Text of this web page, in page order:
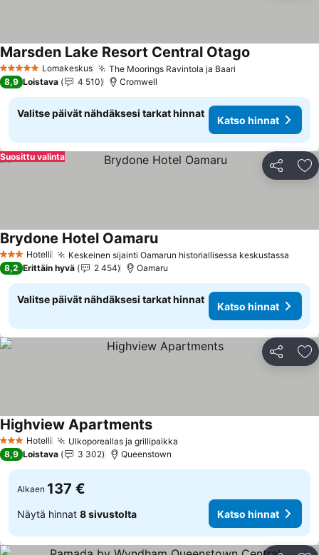
5 TähtiluokitusLomakeskus The Moorings Ravintola ja Baari
Marsden Lake Resort Central Otago
8,9 Loistava 4 510 Cromwell
Valitse päivät nähdäksesi tarkat hinnat
Katso hinnat
Jaa
Suosittu valinta
3 Tähtiluokitus
Hotelli Keskeinen sijainti Oamarun historiallisessa keskustassa
Brydone Hotel OamaruKatso hinnat
8,2 Erittäin hyvä 2 454 Oamaru
Valitse päivät nähdäksesi tarkat hinnat
Katso hinnat
Jaa
3 Tähtiluokitus
Hotelli Ulkoporeallas ja grillipaikka
Highview ApartmentsKatso hinnat
8,9 Loistava 3 302 Queenstown
Alkaen 137 €
Näytä hinnat 8 sivustolta Katso hinnat